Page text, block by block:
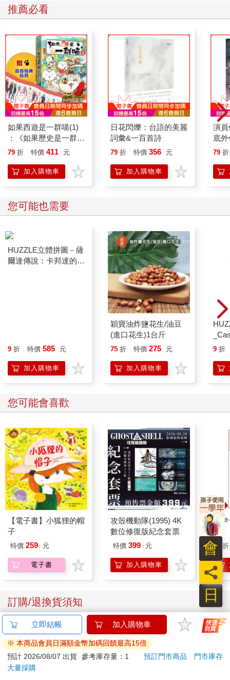
推薦必看
如果西遊是一群喵(1)
：《如果歷史是一群
喵》作者最新力作，附
79 折 特價 411 元
加入購物車
日花閃爍：台語的美麗
詞彙&一百首詩
79 折 特價 356 元
加入購物車
演
底
79 折
您可能也需要
示牌_Addison Sign
9 折 特價 585 元
加入購物車
穎寶油炸鹽花生/油豆
(進口花生)1台斤
75 折 特價 275 元
加入購物車
9 折
您可能會喜歡
【電子書】小狐狸的帽
子
特價 259 元
電子書
攻殼機動隊(1995) 4K
數位修復版紀念套票
特價 399 元
加入購物車
吉
96 折
訂購/退換貨須知
加入金石堂 LINE 官方帳號『完成綁定』，隨時掌握出貨動
態：
立即結帳 加入購物車
※ 本商品會員日滿額金幣加碼回饋最高15倍
預計 2026/08/07 出貨 參考庫存量：1 預訂門市商品
門市庫存
大量採購
日
員
會